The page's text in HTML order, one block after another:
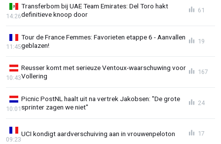
Transferbom bij UAE Team Emirates: Del Toro hakt
definitieve knoop door
14:26
61
Tour de France Femmes: Favorieten etappe 6 - Aanvallen
geblazen!
11:45
19
Reusser komt met serieuze Ventoux-waarschuwing voor
Vollering
10:43
167
Picnic PostNL haalt uit na vertrek Jakobsen: "De grote
sprinter zagen we niet"
10:01
24
UCI kondigt aardverschuiving aan in vrouwenpeloton
09:23
17